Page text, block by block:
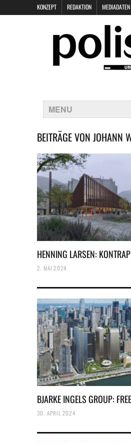
KONZEPT REDAKTION MEDIADATEN
MENU
BEITRÄGE VON JOHANN
HENNING LARSEN:
2. MAI 2024
BJARKE INGELS GROUP:
30. APRIL 2024